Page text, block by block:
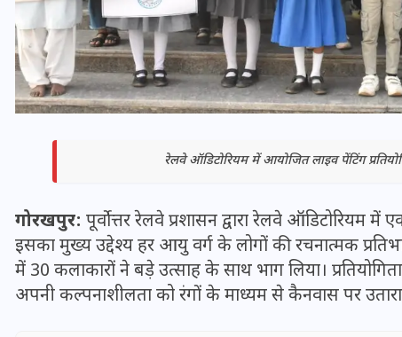
रेलवे ऑडिटोरियम में आयोजित लाइव पेंटिंग
गोरखपुर: पूर्वोत्तर रेलवे प्रशासन द्वारा रेलवे ऑडिटोरियम में
इसका मुख्य उद्देश्य हर आयु वर्ग के लोगों की रचनात्मक
में 30 कलाकारों ने बड़े उत्साह के साथ भाग लिया।
अपनी कल्पनाशीलता को रंगों के माध्यम से कैनवास पर